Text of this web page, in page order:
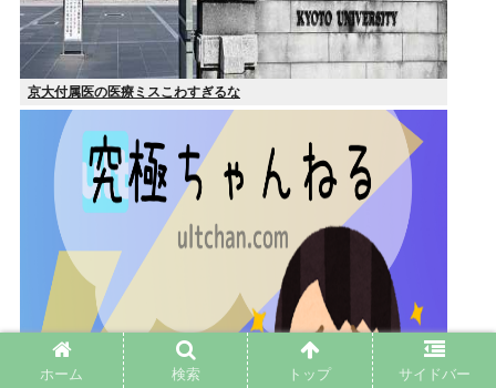
京大付属医の医療ミスこわすぎるな
ホーム 検索 トップ サイドバー